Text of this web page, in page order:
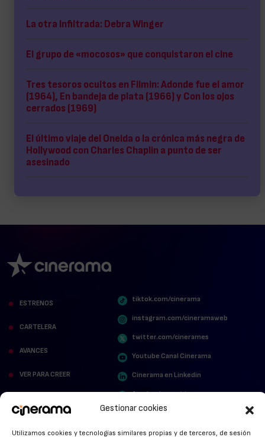
Gestionar cookies
Utilizamos cookies y tecnologías similares propias y de terceros, de sesión
La otra Infiltrada: Debra Winger
El grupo de «mocosos» que conquistaron el cine
Tres tesoros ocultos en Filmin: Adonde fue el amor
(1964), En bandeja de plata (1966) y Con los ojos
cerrados (1969)
El último viaje del Oneida o la crónica más negra de
Hollywood con Charles Chaplin a punto de ser
asesinado
ESTRENOS
CARTELERA
AVANCES
VER PARA CREER
tiktok.com/cinerama
instagram.com/cineramaweb
twitter.com/cinerames
Youtube Canal Cinerama
Cinerama en Linkedin
facebook.com/cinerama.es